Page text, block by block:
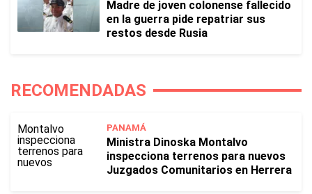
Madre de joven colonense fallecido
en la guerra pide repatriar sus
restos desde Rusia
RECOMENDADAS
PANAMÁ
Ministra Dinoska Montalvo
inspecciona terrenos para nuevos
Juzgados Comunitarios en Herrera